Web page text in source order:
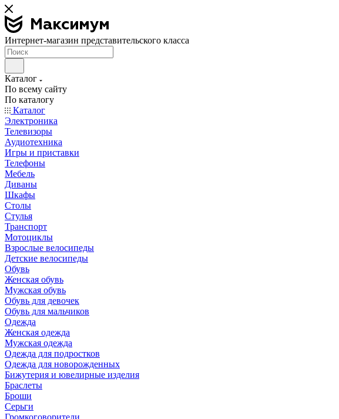
Интернет-магазин представительского класса
Каталог
По всему сайту
По каталогу
Каталог
Электроника
Телевизоры
Аудиотехника
Игры и приставки
Телефоны
Мебель
Диваны
Шкафы
Столы
Стулья
Транспорт
Мотоциклы
Взрослые велосипеды
Детские велосипеды
Обувь
Женская обувь
Мужская обувь
Обувь для девочек
Обувь для мальчиков
Одежда
Женская одежда
Мужская одежда
Одежда для подростков
Одежда для новорожденных
Бижутерия и ювелирные изделия
Браслеты
Броши
Серьги
Громкоговорители